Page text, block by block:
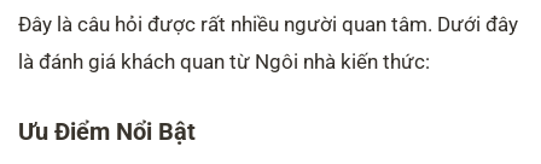
Đây là câu hỏi được rất nhiều người quan tâm. Dưới đây
là đánh giá khách quan từ Ngôi nhà kiến thức:
Ưu Điểm Nổi Bật